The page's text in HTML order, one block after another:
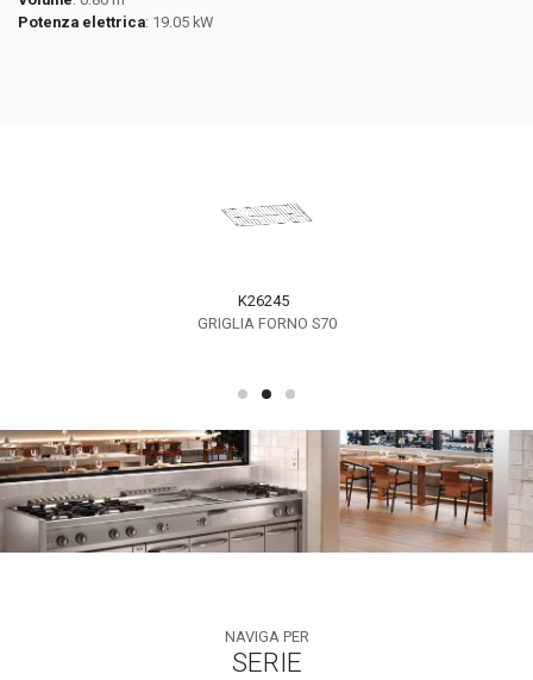
Potenza elettrica: 19.05 kW
NAVIGA PER
SERIE